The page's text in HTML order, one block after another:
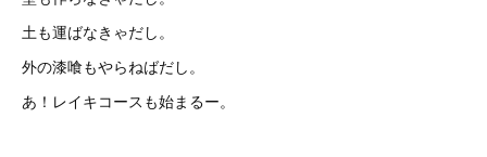
土も運ばなきゃだし。
外の漆喰もやらねばだし。
あ！レイキコースも始まるー。